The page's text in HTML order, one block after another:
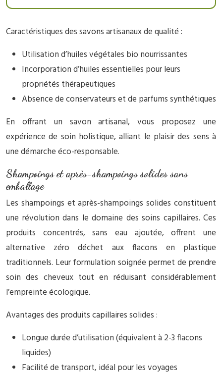
Caractéristiques des savons artisanaux de qualité :
Utilisation d’huiles végétales bio nourrissantes
Incorporation d’huiles essentielles pour leurs
propriétés thérapeutiques
Absence de conservateurs et de parfums synthétiques
En offrant un savon artisanal, vous proposez une
expérience de soin holistique, alliant le plaisir des sens à
une démarche éco-responsable.
Shampoings et après-shampoings solides sans
emballage
Les shampoings et après-shampoings solides constituent
une révolution dans le domaine des soins capillaires. Ces
produits concentrés, sans eau ajoutée, offrent une
alternative zéro déchet aux flacons en plastique
traditionnels. Leur formulation soignée permet de prendre
soin des cheveux tout en réduisant considérablement
l’empreinte écologique.
Avantages des produits capillaires solides :
Longue durée d’utilisation (équivalent à 2-3 flacons
liquides)
Facilité de transport, idéal pour les voyages